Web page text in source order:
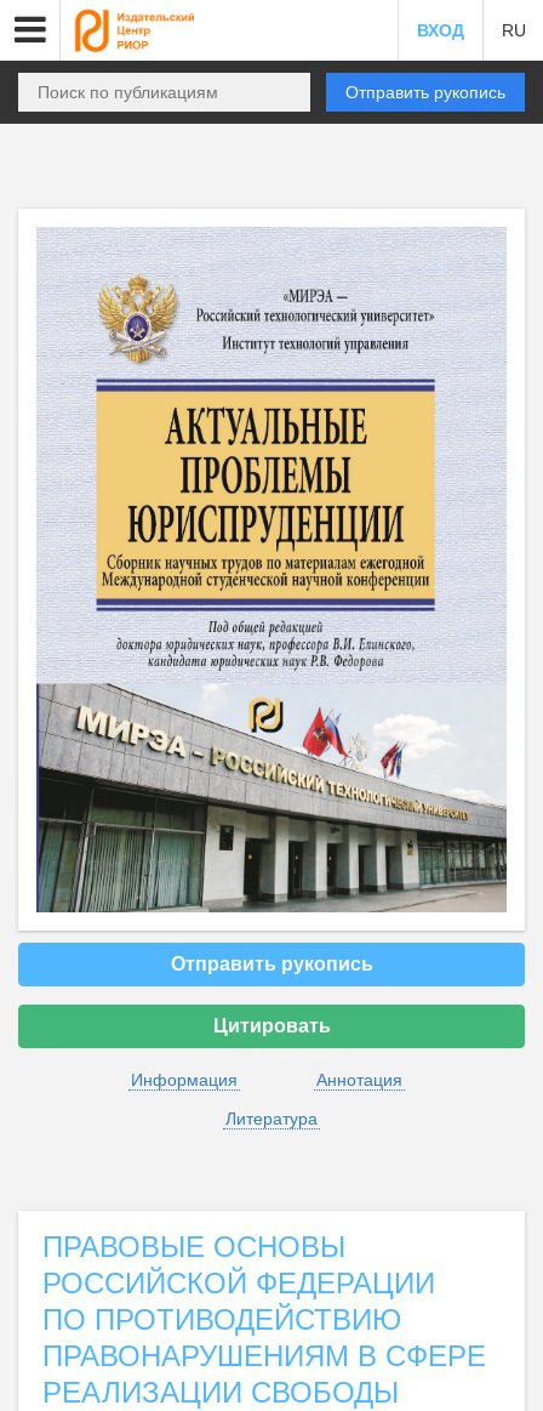
ВХОД RU
Отправить рукопись
Отправить рукопись
Цитировать
Информация
Аннотация
Литература
ПРАВОВЫЕ ОСНОВЫ
РОССИЙСКОЙ ФЕДЕРАЦИИ
ПО ПРОТИВОДЕЙСТВИЮ
ПРАВОНАРУШЕНИЯМ В СФЕРЕ
РЕАЛИЗАЦИИ СВОБОДЫ